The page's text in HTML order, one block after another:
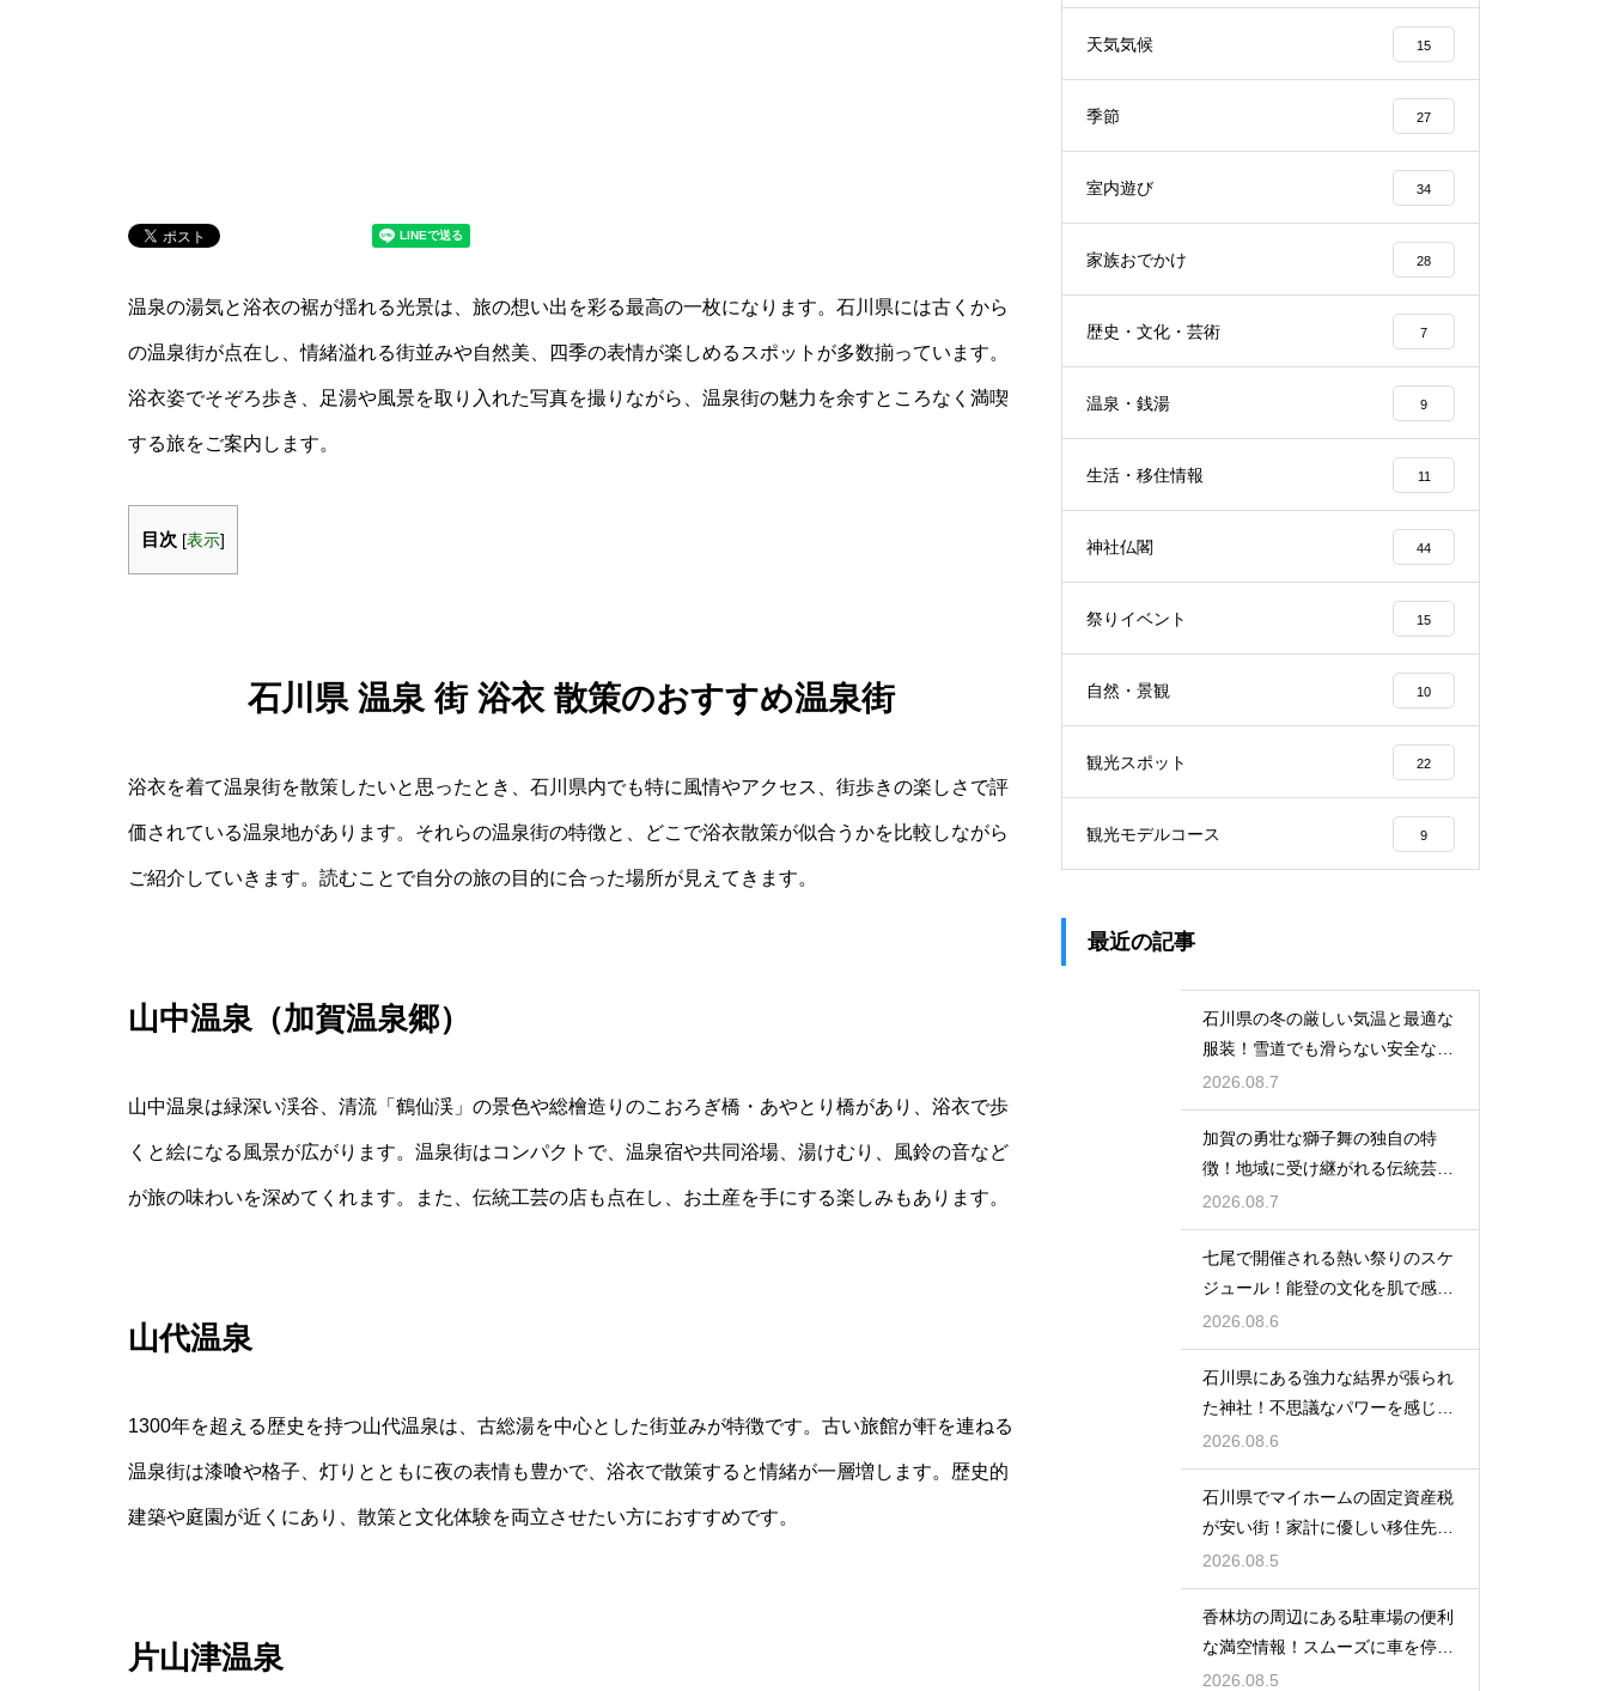
温泉の湯気と浴衣の裾が揺れる光景は、旅の想い出を彩る最高の一枚になります。石川県には古くから
の温泉街が点在し、情緒溢れる街並みや自然美、四季の表情が楽しめるスポットが多数揃っています。
浴衣姿でそぞろ歩き、足湯や風景を取り入れた写真を撮りながら、温泉街の魅力を余すところなく満喫
する旅をご案内します。
目次 [表示]
石川県 温泉 街 浴衣 散策のおすすめ温泉街
浴衣を着て温泉街を散策したいと思ったとき、石川県内でも特に風情やアクセス、街歩きの楽しさで評
価されている温泉地があります。それらの温泉街の特徴と、どこで浴衣散策が似合うかを比較しながら
ご紹介していきます。読むことで自分の旅の目的に合った場所が見えてきます。
山中温泉（加賀温泉郷）
山中温泉は緑深い渓谷、清流「鶴仙渓」の景色や総檜造りのこおろぎ橋・あやとり橋があり、浴衣で歩
くと絵になる風景が広がります。温泉街はコンパクトで、温泉宿や共同浴場、湯けむり、風鈴の音など
が旅の味わいを深めてくれます。また、伝統工芸の店も点在し、お土産を手にする楽しみもあります。
山代温泉
1300年を超える歴史を持つ山代温泉は、古総湯を中心とした街並みが特徴です。古い旅館が軒を連ねる
温泉街は漆喰や格子、灯りとともに夜の表情も豊かで、浴衣で散策すると情緒が一層増します。歴史的
建築や庭園が近くにあり、散策と文化体験を両立させたい方におすすめです。
片山津温泉
天気気候 15
季節 27
室内遊び 34
家族おでかけ 28
歴史・文化・芸術 7
温泉・銭湯 9
生活・移住情報 11
神社仏閣 44
祭りイベント 15
自然・景観 10
観光スポット 22
観光モデルコース 9
最近の記事
石川県の冬の厳しい気温と最適な
服装！雪道でも滑らない安全な靴
の選び方
2026.08.7
加賀の勇壮な獅子舞の独自の特
徴！地域に受け継がれる伝統芸能
の迫力
2026.08.7
七尾で開催される熱い祭りのスケ
ジュール！能登の文化を肌で感じ
る体験
2026.08.6
石川県にある強力な結界が張られ
た神社！不思議なパワーを感じる
神秘の地
2026.08.6
石川県でマイホームの固定資産税
が安い街！家計に優しい移住先の
選び方
2026.08.5
香林坊の周辺にある駐車場の便利
な満空情報！スムーズに車を停め
る裏技
2026.08.5